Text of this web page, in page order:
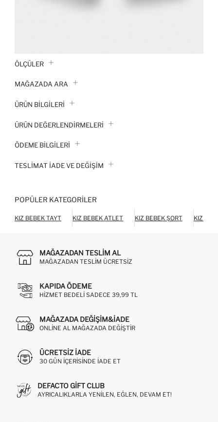
ÖLÇÜLER
MAĞAZADA ARA
ÜRÜN BILGILERI
ÜRÜN DEĞERLENDİRMELERİ
ÖDEME BİLGİLERİ
TESLIMAT İADE VE DEĞIŞIM
POPÜLER KATEGORILER
KIZ BEBEK TAYT KIZ BEBEK ATLET KIZ BEBEK ŞORT KIZ
MAĞAZADAN TESLIM AL
MAĞAZADAN TESLIM ÜCRETSIZ
KAPIDA ÖDEME
HIZMET BEDELI SADECE 39,99 TL
MAĞAZADA DEĞIŞIM&İADE
ONLINE AL MAĞAZADA DEĞIŞTIR
ÜCRETSIZ IADE
30 GÜN IÇERISINDE IADE ET
DEFACTO GIFT CLUB
AYRICALIKLARLA YENILEN, EĞLEN, DEVAM ET!